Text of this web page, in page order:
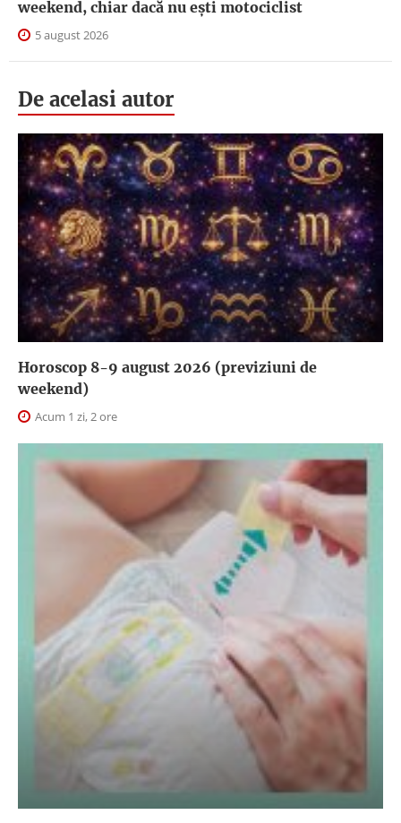
weekend, chiar dacă nu ești motociclist
5 august 2026
De acelasi autor
Horoscop 8-9 august 2026 (previziuni de
weekend)
Acum 1 zi, 2 ore